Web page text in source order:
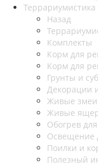
Террариумистика
Назад
Комплекты
Корм для
Корм для
Грунты и
Декорации
Живые
Живые
Обогрев
Освещение
Поилки и
Полезный